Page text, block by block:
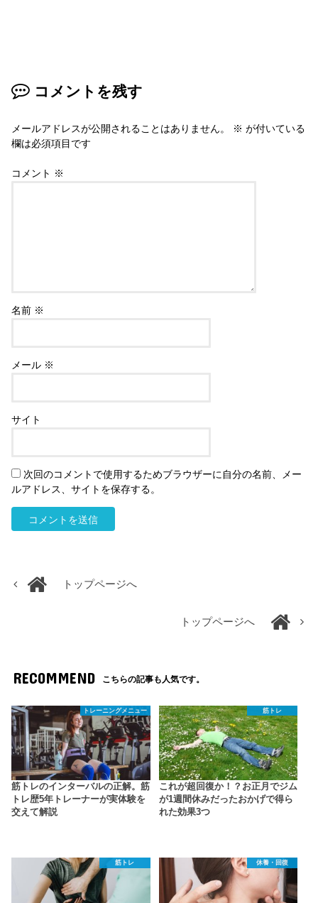
コメントを残す
メールアドレスが公開されることはありません。 ※ が付いている
欄は必須項目です
コメント ※
名前 ※
メール ※
サイト
次回のコメントで使用するためブラウザーに自分の名前、メー
ルアドレス、サイトを保存する。
トップページへ
トップページへ
RECOMMEND こちらの記事も人気です。
トレーニングメニュー
筋トレのインターバルの正解。筋
トレ歴5年トレーナーが実体験を
交えて解説
筋トレ
これが超回復か！？お正月でジム
が1週間休みだったおかげで得ら
れた効果3つ
筋トレ 休養・回復